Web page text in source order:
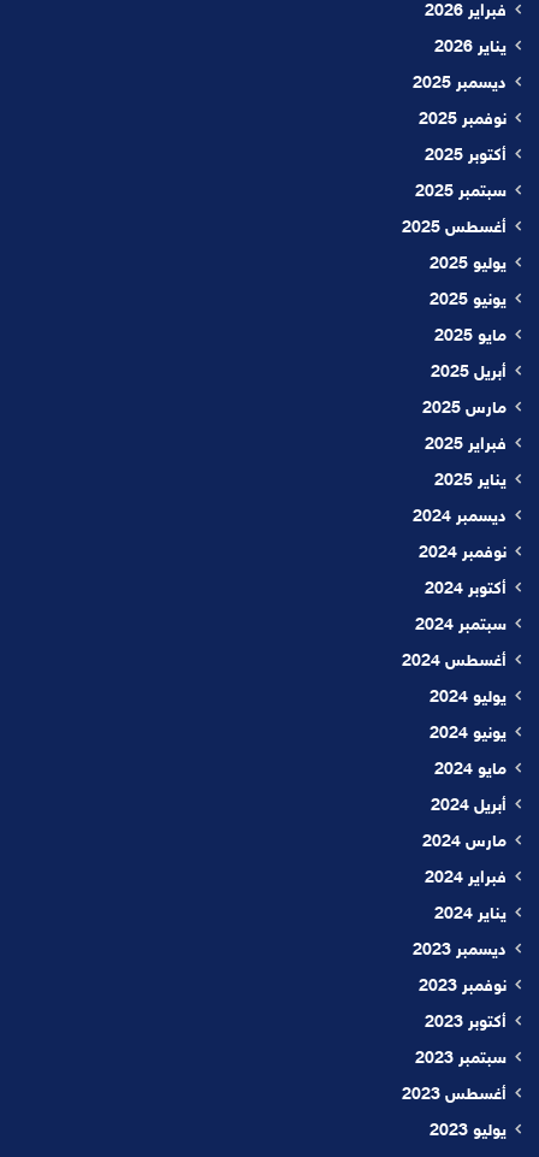
فبراير 2026
يناير 2026
ديسمبر 2025
نوفمبر 2025
أكتوبر 2025
سبتمبر 2025
أغسطس 2025
يوليو 2025
يونيو 2025
مايو 2025
أبريل 2025
مارس 2025
فبراير 2025
يناير 2025
ديسمبر 2024
نوفمبر 2024
أكتوبر 2024
سبتمبر 2024
أغسطس 2024
يوليو 2024
يونيو 2024
مايو 2024
أبريل 2024
مارس 2024
فبراير 2024
يناير 2024
ديسمبر 2023
نوفمبر 2023
أكتوبر 2023
سبتمبر 2023
أغسطس 2023
يوليو 2023